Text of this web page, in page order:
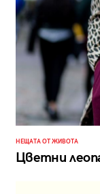
НЕЩАТА ОТ ЖИВОТА
Цветни